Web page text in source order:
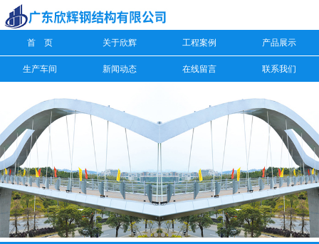
首 页 关于欣辉 工程案例 产品展示
生产车间 新闻动态 在线留言 联系我们
信息搜索
搜索